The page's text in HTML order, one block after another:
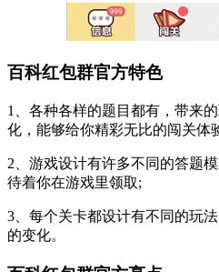
百科红包群官方特色
1、各种各样的题目都有，带来
化，能够给你精彩无比的闯关体
2、游戏设计有许多不同的答题
待着你在游戏里领取;
3、每个关卡都设计有不同的玩
的变化。